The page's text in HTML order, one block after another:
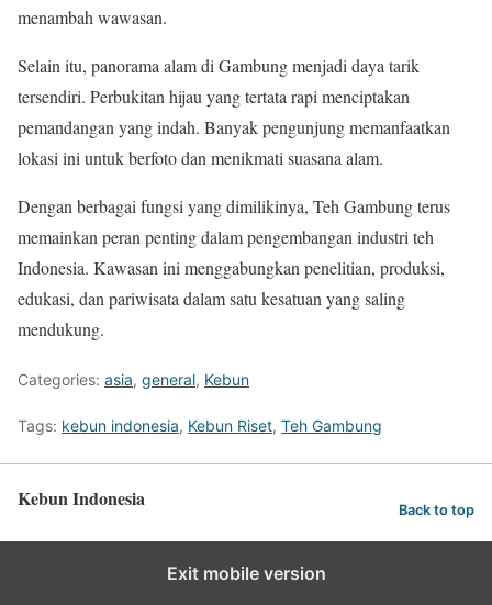
menambah wawasan.
Selain itu, panorama alam di Gambung menjadi daya tarik
tersendiri. Perbukitan hijau yang tertata rapi menciptakan
pemandangan yang indah. Banyak pengunjung memanfaatkan
lokasi ini untuk berfoto dan menikmati suasana alam.
Dengan berbagai fungsi yang dimilikinya, Teh Gambung terus
memainkan peran penting dalam pengembangan industri teh
Indonesia. Kawasan ini menggabungkan penelitian, produksi,
edukasi, dan pariwisata dalam satu kesatuan yang saling
mendukung.
Categories: asia, general, Kebun
Tags: kebun indonesia, Kebun Riset, Teh Gambung
Kebun Indonesia Back to top
Exit mobile version